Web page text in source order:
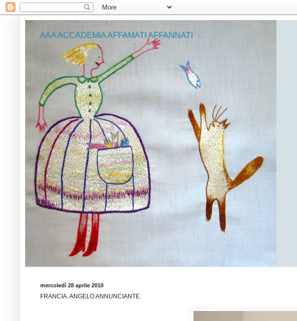
AAA ACCADEMIA AFFAMATI AFFANNATI
mercoledì 28 aprile 2010
FRANCIA. ANGELO ANNUNCIANTE.